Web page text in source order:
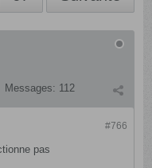
Messages: 112
#766
pas